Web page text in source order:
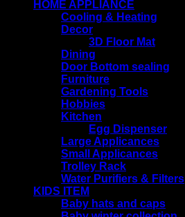
HOME APPLIANCE
Cooling & Heating
Decor
3D Floor Mat
Dining
Door Bottom sealing
Furniture
Gardening Tools
Hobbies
Kitchen
Egg Dispenser
Large Applicances
Small Applicances
Trolley Rack
Water Purifiers & Filters
KIDS ITEM
Baby hats and caps